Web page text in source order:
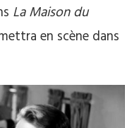
La Maison du
en scène dans